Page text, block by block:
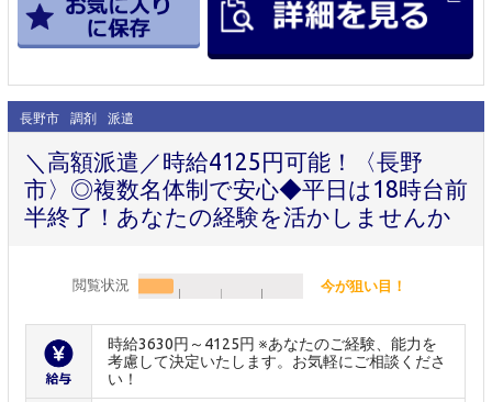
長野市 調剤 派遣
＼高額派遣／時給4125円可能！〈長野
市〉◎複数名体制で安心◆平日は18時台前
半終了！あなたの経験を活かしませんか
閲覧状況 今が狙い目！
時給3630円～4125円 ※あなたのご経験、能力を
考慮して決定いたします。お気軽にご相談くださ
い！